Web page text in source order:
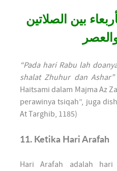
بين الصلاتين
“Pada hari Rabu lah
shalat Zhuhur dan Ashar”
Haitsami dalam Majma Az
perawinya tsiqah”, juga
At Targhib, 1185)
11. Ketika Hari Arafah
Hari Arafah adalah hari